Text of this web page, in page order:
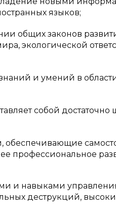
языков;
общих законов
экологической
и умений в
собой достаточно
профессиональное
и навыками
деструкций,